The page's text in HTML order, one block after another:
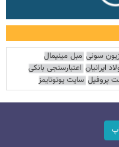
سونی مبل مینیمال
ایرانیان اعتبارسنجی بانکی
پروفیل سایت یوتوتایمز